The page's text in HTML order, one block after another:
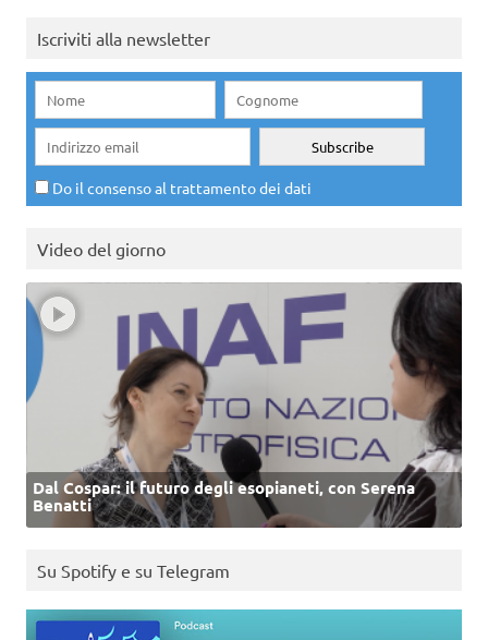
Iscriviti alla newsletter
Do il consenso al trattamento dei dati
Video del giorno
Dal Cospar: il futuro degli esopianeti, con Serena
Benatti
Su Spotify e su Telegram